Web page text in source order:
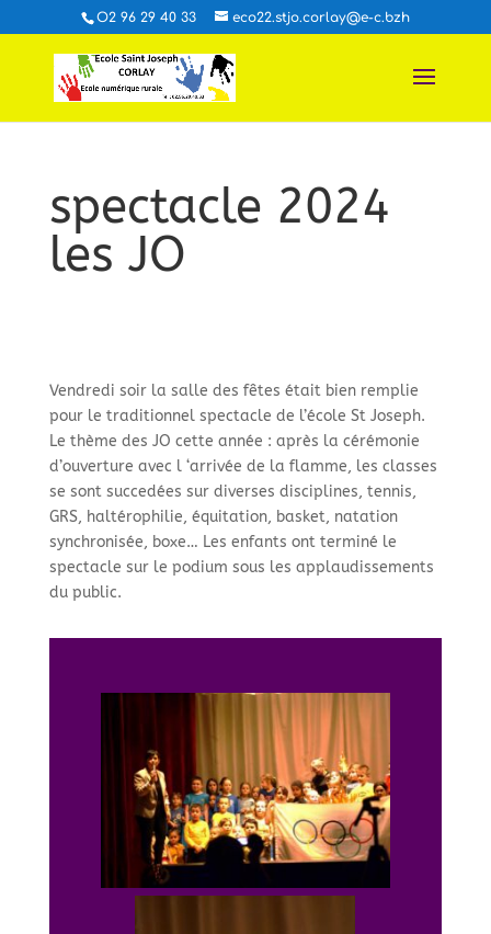
O2 96 29 40 33 eco22.stjo.corlay@e-c.bzh
spectacle 2024
les JO
Vendredi soir la salle des fêtes était bien remplie
pour le traditionnel spectacle de l’école St Joseph.
Le thème des JO cette année : après la cérémonie
d’ouverture avec l ‘arrivée de la flamme, les classes
se sont succedées sur diverses disciplines, tennis,
GRS, haltérophilie, équitation, basket, natation
synchronisée, boxe… Les enfants ont terminé le
spectacle sur le podium sous les applaudissements
du public.